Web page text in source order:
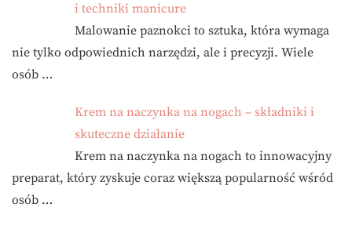
i techniki manicure
Malowanie paznokci to sztuka, która wymaga
nie tylko odpowiednich narzędzi, ale i precyzji. Wiele
osób …
Krem na naczynka na nogach – składniki i
skuteczne działanie
Krem na naczynka na nogach to innowacyjny
preparat, który zyskuje coraz większą popularność wśród
osób …